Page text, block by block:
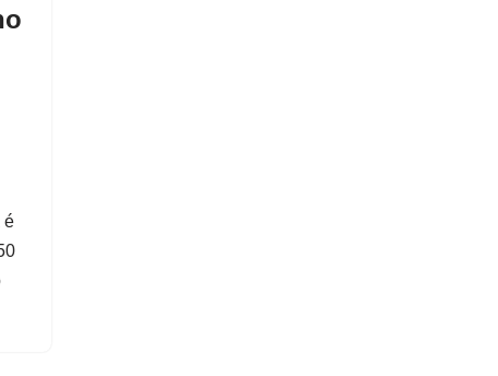
é